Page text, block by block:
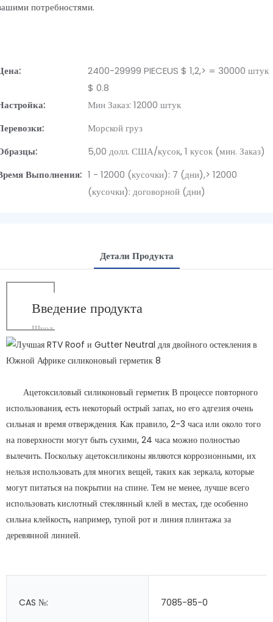
потребностями.
2400-29999 PIECEUS $ 1,2,> = 30000 штук
$ 0.8
Мин Заказ: 12000 штук
Морской груз
5,00 долл. США/кусок, 1 кусок (мин. Заказ)
Выполнения: 1 - 12000 (кусочки): 7 (дни),> 12000
(кусочки): договорной (дни)
Детали Продукта
Введение продукта
Шуод
Ацетоксиловый силиконовый герметик В процессе повторного
использования, есть некоторый острый запах, но его адгезия очень
сильная и время отверждения. Как правило, 2-3 часа или около того
на поверхности могут быть сухими, 24 часа можно полностью
вылечить. Поскольку ацетоксиликоны являются коррозионными, их
нельзя использовать для многих вещей, таких как зеркала, которые
могут питаться на покрытии на спине. Тем не менее, лучше всего
использовать кислотный стеклянный клей в местах, где особенно
сильна клейкость, например, тупой рот и линия плинтажа за
деревянной линией.
CAS №: 7085-85-0